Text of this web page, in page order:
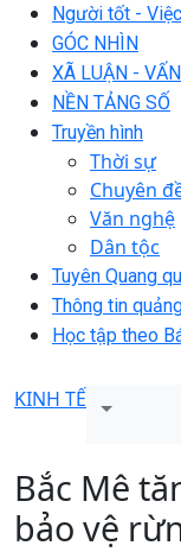
Người tốt -
GÓC NHÌN
XÃ LUẬN -
NỀN TẢNG SỐ
Truyền hình
Thời sự
Chuyên
Văn nghệ
Dân tộc
Tuyên Quang
Thông tin
Học tập theo
KINH TẾ
Bắc Mê
bảo vệ